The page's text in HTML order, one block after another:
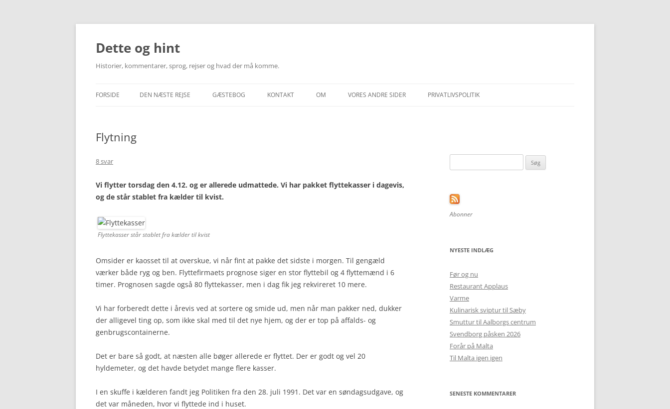
Hop
Dette og hint
Historier, kommentarer, sprog, rejser og hvad der må komme.
FORSIDE DEN NÆSTE REJSE GÆSTEBOG KONTAKT OM VORES ANDRE SIDER PRIVATLIVSPOLITIK
Flytning
8 svar
Vi flytter torsdag den 4.12. og er allerede udmattede. Vi har pakket flyttekasser i dagevis,
og de står stablet fra kælder til kvist.
Flyttekasser står stablet fra kælder til kvist
Omsider er kaosset til at overskue, vi når fint at pakke det sidste i morgen. Til gengæld
værker både ryg og ben. Flyttefirmaets prognose siger en stor flyttebil og 4 flyttemænd i 6
timer. Prognosen sagde også 80 flyttekasser, men i dag fik jeg rekvireret 10 mere.
Vi har forberedt dette i årevis ved at sortere og smide ud, men når man pakker ned, dukker
der alligevel ting op, som ikke skal med til det nye hjem, og der er top på affalds- og
genbrugscontainerne.
Det er bare så godt, at næsten alle bøger allerede er flyttet. Der er godt og vel 20
hyldemeter, og det havde betydet mange flere kasser.
I en skuffe i kælderen fandt jeg Politiken fra den 28. juli 1991. Det var en søndagsudgave, og
det var måneden, hvor vi flyttede ind i huset.
efter:
Abonner
NYESTE INDLÆG
Før og nu
Restaurant Applaus
Varme
Kulinarisk sviptur til Sæby
Smuttur til Aalborgs centrum
Svendborg påsken 2026
Forår på Malta
Til Malta igen igen
SENESTE KOMMENTARER